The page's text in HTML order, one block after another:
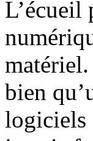
L’écueil
bien
logiciels